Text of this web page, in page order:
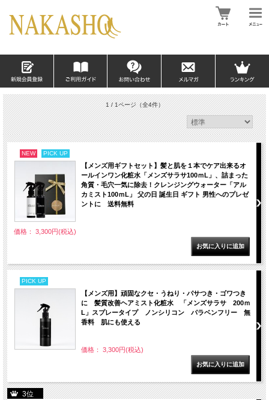
1 / 1ページ（全4件）
NEW PICK UP
【メンズ用ギフトセット】髪と肌を１本でケア出来るオ
ールインワン化粧水「メンズサラサ100ｍL」、詰まった
角質・毛穴一気に除去！クレンジングウォーター「アル
カミスト100ｍL」 父の日 誕生日 ギフト 男性へのプレゼ
ントに 送料無料
価格： 3,300円(税込)
PICK UP
【メンズ用】頑固なクセ・うねり・パサつき・ゴワつき
に 髪質改善ヘアミスト化粧水 「メンズサラサ 200ｍ
L」スプレータイプ ノンシリコン パラベンフリー 無
香料 肌にも使える
価格： 3,300円(税込)
3位